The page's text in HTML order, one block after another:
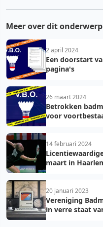
Meer over dit onderwerp
2 april 2024
Een doorstart
pagina's
26 maart 2024
Betrokken
voor
14 februari 2024
maart in
20 januari 2023
Vereniging
in verre staat